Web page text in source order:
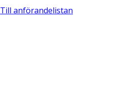
Till anförandelistan